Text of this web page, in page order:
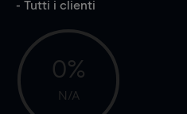
- Tutti i clienti
0%
N/A